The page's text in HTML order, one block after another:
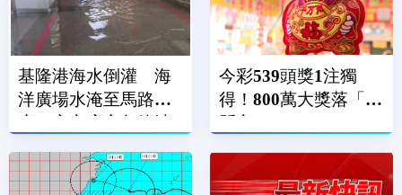
基隆港海水倒灌 海
洋廣場水淹至馬路、
廟口夜市店家急築沙
今彩539頭獎1注獨
得！800萬大獎落「這
縣市」